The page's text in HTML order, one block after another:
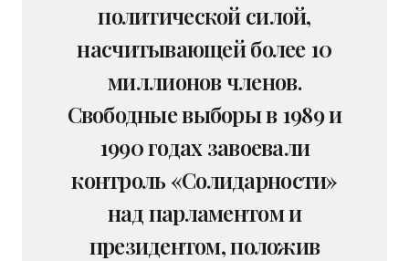
политической силой,
насчитывающей более 10
миллионов членов.
Свободные выборы в 1989 и
1990 годах завоевали
контроль «Солидарности»
над парламентом и
президентом, положив